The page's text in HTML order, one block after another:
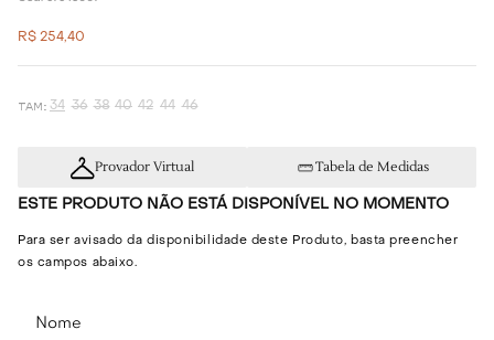
R$ 254,40
34 36 38 40 42 44 46
Provador Virtual Tabela de Medidas
ESTE PRODUTO NÃO ESTÁ DISPONÍVEL NO MOMENTO
Para ser avisado da disponibilidade deste Produto, basta preencher
os campos abaixo.